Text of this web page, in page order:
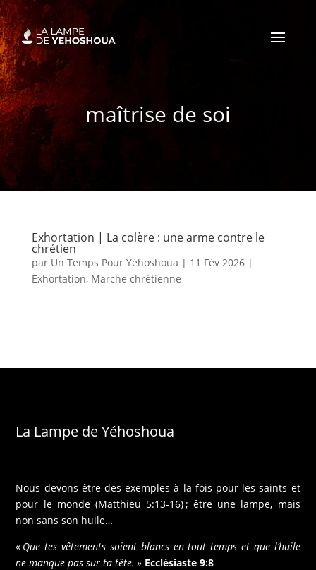
maîtrise de soi
Exhortation | La colère : une arme contre le
chrétien
par Un Temps Pour Yéhoshoua | 11 Fév 2026|
Exhortation, Marche chrétienne
La Lampe de Yéhoshoua
Nous devons être des exemples à la fois pour les saints et
pour le monde (Matthieu 5:13-16) ; être une lampe, mais
non sans son huile…
« Que tes vêtements soient blancs en tout temps et que l’huile
ne manque pas sur ta tête. » Ecclésiaste 9:8